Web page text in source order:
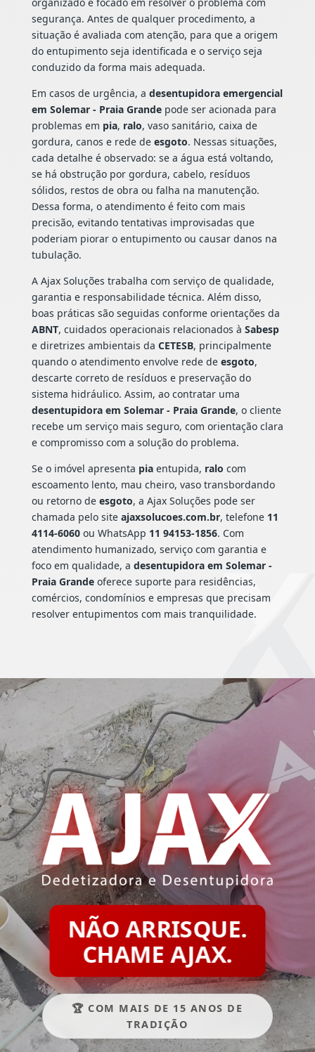
segurança. Antes de qualquer procedimento, a
situação é avaliada com atenção, para que a origem
do entupimento seja identificada e o serviço seja
conduzido da forma mais adequada.
Em casos de urgência, a desentupidora emergencial
em Solemar - Praia Grandepode ser acionada para
problemas em pia, ralo, vaso sanitário, caixa de
gordura, canos e rede de esgoto. Nessas situações,
cada detalhe é observado: se a água está voltando,
se há obstrução por gordura, cabelo, resíduos
sólidos, restos de obra ou falha na manutenção.
Dessa forma, o atendimento é feito com mais
precisão, evitando tentativas improvisadas que
poderiam piorar o entupimento ou causar danos na
tubulação.
A Ajax Soluções trabalha com serviço de qualidade,
garantia e responsabilidade técnica. Além disso,
boas práticas são seguidas conforme orientações da
ABNT, cuidados operacionais relacionados à Sabesp
e diretrizes ambientais da CETESB, principalmente
quando o atendimento envolve rede de esgoto,
descarte correto de resíduos e preservação do
sistema hidráulico. Assim, ao contratar uma
desentupidora em Solemar - Praia Grande, o cliente
recebe um serviço mais seguro, com orientação clara
e compromisso com a solução do problema.
Se o imóvel apresenta piaentupida, ralo com
escoamento lento, mau cheiro, vaso transbordando
ou retorno de esgoto, a Ajax Soluções pode ser
chamada pelo site ajaxsolucoes.com.br, telefone 11
4114-6060ou WhatsApp 11 94153-1856. Com
atendimento humanizado, serviço com garantia e
foco em qualidade, a desentupidora em Solemar -
Praia Grandeoferece suporte para residências,
comércios, condomínios e empresas que precisam
resolver entupimentos com mais tranquilidade.
NÃO ARRISQUE.
CHAME AJAX.
🏆 COM MAIS DE 15 ANOS DE
TRADIÇÃO